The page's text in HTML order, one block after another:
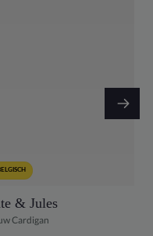
& Jules
Cardigan